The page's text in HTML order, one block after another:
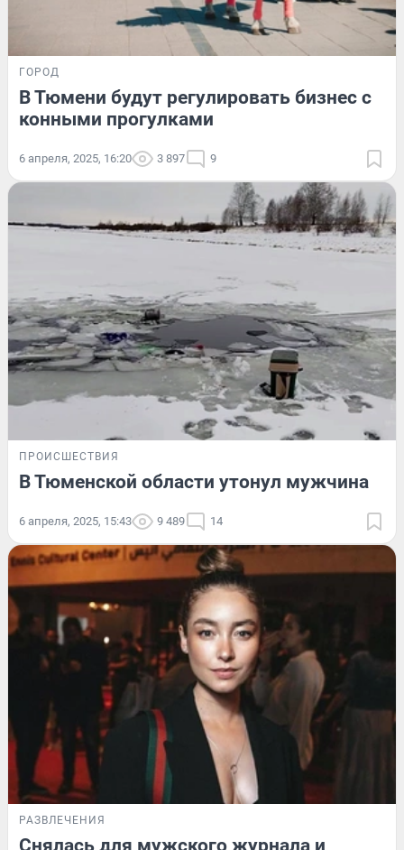
ГОРОД
В Тюмени будут регулировать бизнес с
конными прогулками
6 апреля, 2025, 16:20 3 897 9
ПРОИСШЕСТВИЯ
В Тюменской области утонул мужчина
6 апреля, 2025, 15:43 9 489 14
РАЗВЛЕЧЕНИЯ
Снялась для мужского журнала и